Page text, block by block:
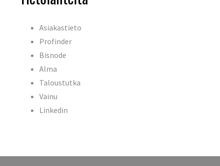
Asiakastieto
Profinder
Bisnode
Alma
Taloustutka
Vainu
Linkedin